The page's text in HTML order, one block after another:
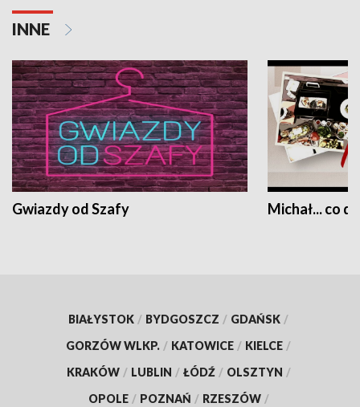
INNE
Gwiazdy od Szafy Michał... co
BIAŁYSTOK / BYDGOSZCZ / GDAŃSK /
GORZÓW WLKP. / KATOWICE / KIELCE /
KRAKÓW / LUBLIN / ŁÓDŹ / OLSZTYN /
OPOLE / POZNAŃ / RZESZÓW /